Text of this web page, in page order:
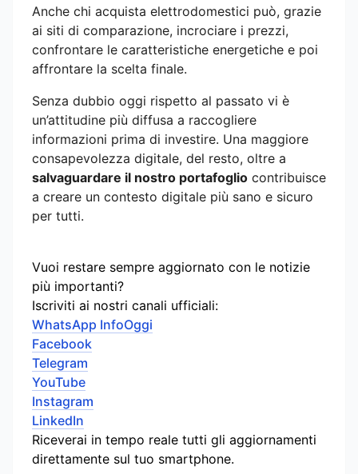
Anche chi acquista elettrodomestici può, grazie
ai siti di comparazione, incrociare i prezzi,
confrontare le caratteristiche energetiche e poi
affrontare la scelta finale.
Senza dubbio oggi rispetto al passato vi è
un’attitudine più diffusa a raccogliere
informazioni prima di investire. Una maggiore
consapevolezza digitale, del resto, oltre a
salvaguardare il nostro portafoglio contribuisce
a creare un contesto digitale più sano e sicuro
per tutti.
Vuoi restare sempre aggiornato con le notizie
più importanti?
Iscriviti ai nostri canali ufficiali:
WhatsApp InfoOggi
Facebook
Telegram
YouTube
Instagram
LinkedIn
Riceverai in tempo reale tutti gli aggiornamenti
direttamente sul tuo smartphone.